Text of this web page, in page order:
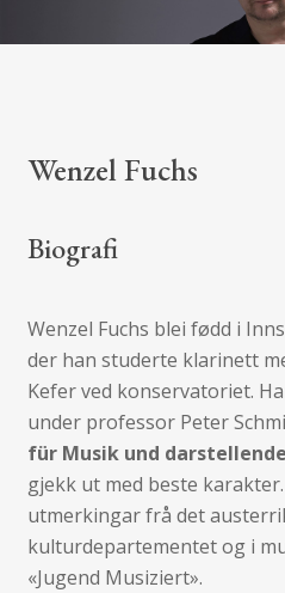
Wenzel Fuchs
Biografi
Wenzel Fuchs blei fødd i
der han studerte klarinett
Kefer ved konservatoriet.
under professor Peter
für Musik und
gjekk ut med beste
utmerkingar frå det
kulturdepartementet og i
«Jugend Musiziert».